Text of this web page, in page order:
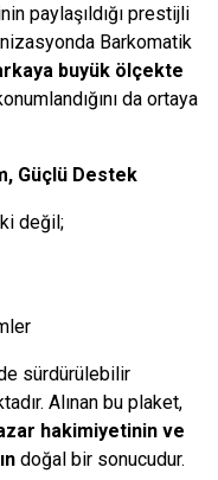
paylaşıldığı prestijli
Barkomatik
buyük ölçekte
da ortaya
Güçlü Destek
değil;
sürdürülebilir
Alınan bu plaket,
hakimiyetinin ve
doğal bir sonucudur.